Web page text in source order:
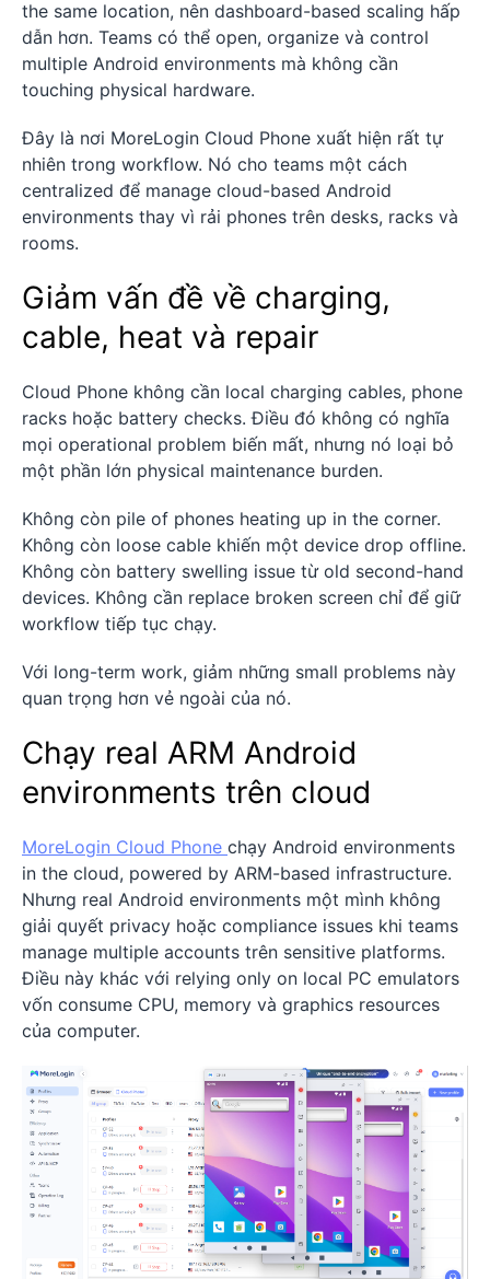
the same location, nên dashboard-based scaling hấp
dẫn hơn. Teams có thể open, organize và control
multiple Android environments mà không cần
touching physical hardware.
Đây là nơi MoreLogin Cloud Phone xuất hiện rất tự
nhiên trong workflow. Nó cho teams một cách
centralized để manage cloud-based Android
environments thay vì rải phones trên desks, racks và
rooms.
Giảm vấn đề về charging,
cable, heat và repair
Cloud Phone không cần local charging cables, phone
racks hoặc battery checks. Điều đó không có nghĩa
mọi operational problem biến mất, nhưng nó loại bỏ
một phần lớn physical maintenance burden.
Không còn pile of phones heating up in the corner.
Không còn loose cable khiến một device drop offline.
Không còn battery swelling issue từ old second-hand
devices. Không cần replace broken screen chỉ để giữ
workflow tiếp tục chạy.
Với long-term work, giảm những small problems này
quan trọng hơn vẻ ngoài của nó.
Chạy real ARM Android
environments trên cloud
MoreLogin Cloud Phone chạy Android environments
in the cloud, powered by ARM-based infrastructure.
Nhưng real Android environments một mình không
giải quyết privacy hoặc compliance issues khi teams
manage multiple accounts trên sensitive platforms.
Điều này khác với relying only on local PC emulators
vốn consume CPU, memory và graphics resources
của computer.